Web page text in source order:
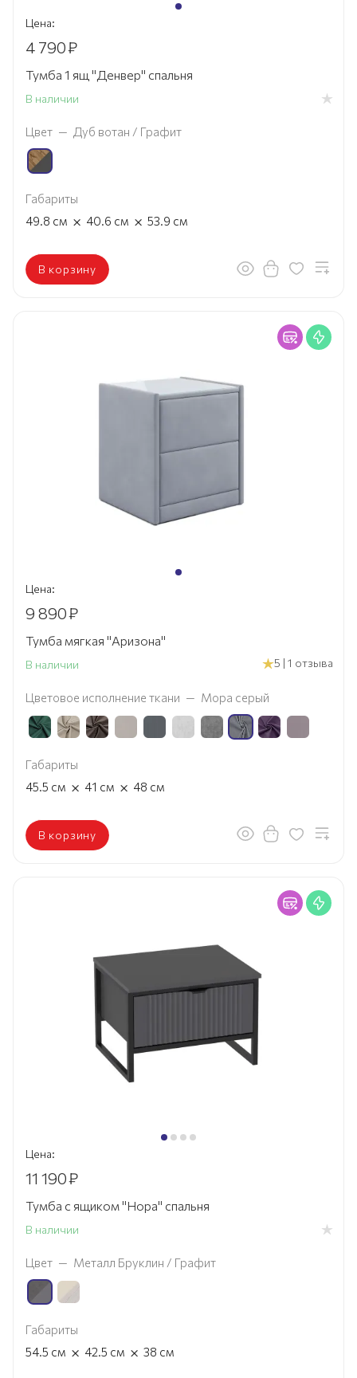
Цена:
4 790₽
Тумба 1 ящ "Денвер" спальня
В наличии
Цвет — Дуб вотан / Графит
Габариты
49.8 см × 40.6 см × 53.9 см
В корзину
Цена:
9 890₽
Тумба мягкая "Аризона"
В наличии 5 | 1 отзыва
Цветовое исполнение ткани — Мора серый
Габариты
45.5 см × 41 см × 48 см
В корзину
Цена:
11 190₽
Тумба с ящиком "Нора" спальня
В наличии
Цвет — Металл Бруклин / Графит
Габариты
54.5 см × 42.5 см × 38 см